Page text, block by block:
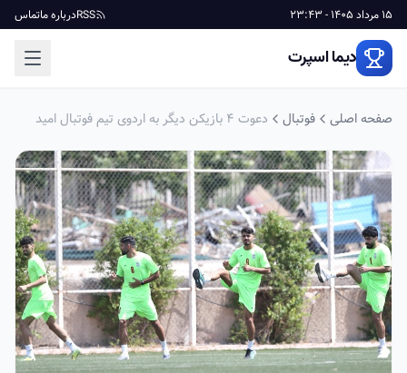
15 مرداد 1405 - 23:43 RSSدرباره ماتماس
دیما اسپرت
صفحه اصلی فوتبال دعوت 4 بازیکن دیگر به اردوی تیم فوتبال امید